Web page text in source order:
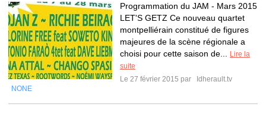
Programmation du JAM - Mars 2015
LET'S GETZ Ce nouveau quartet
montpelliérain constitué de figures
majeures de la scène régionale a
choisi pour cette saison de...
Lire la
suite
Le 27 février 2015 par
Idherault.tv
NONE